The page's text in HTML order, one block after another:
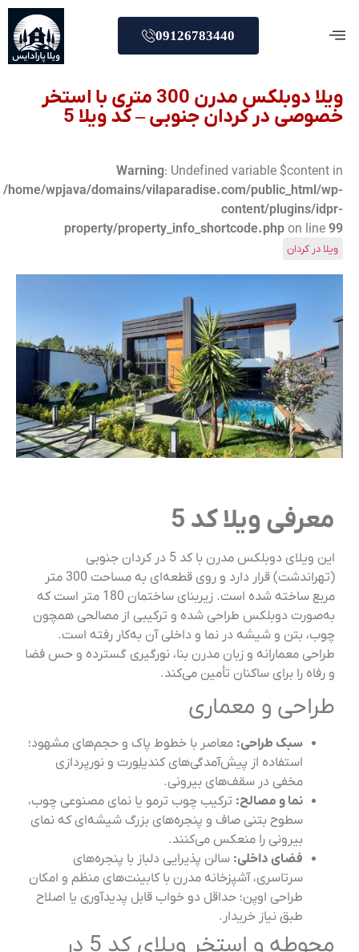
09126783440
ویلا دوبلکس مدرن 300 متری با استخر
در کردان جنوبی – کد ویلا 5
Warning: Undefined variable
/home/wpjava/domains/vilaparadise.com/
content/plugins/
property/property_info_shortcode.phpon
در کردان
ویلا کد 5
این ویلای دوبلکس مدرن با کد 5 در کردان جنوبی
(تهراندشت) قرار دارد و روی قطعه‌ای به مساحت 300 متر
مربع ساخته شده است. زیربنای ساختمان 180 متر است که
دوبلکس طراحی شده و ترکیبی از مصالحی همچون
بتن و شیشه در نما و داخلی آن به‌کار رفته است.
معمارانه و زبان مدرن بنا، نورگیری گسترده و حس فضا
را برای ساکنان تأمین می‌کند.
و معماری
سبک طراحی:معاصر با خطوط پاک و حجم‌های مشهود؛
استفاده از پیش‌آمدگی‌های کندیلِورت و نورپردازی
مخفی در سقف‌های بیرونی.
نما و مصالح:ترکیب چوب ترمو یا نمای مصنوعی چوب،
سطوح بتنی صاف و پنجره‌های بزرگ شیشه‌ای که نمای
بیرونی را منعکس می‌کنند.
فضای داخلی: سالن پذیرایی دلباز با پنجره‌های
سرتاسری، آشپزخانه مدرن با کابینت‌های منظم و امکان
طراحی اوپن؛ حداقل دو خواب قابل پدیدآوری یا اصلاح
طبق نیاز خریدار.
محوطه و استخر ویلای کد 5 در